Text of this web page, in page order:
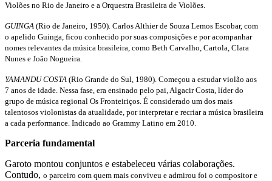
Violões no Rio de Janeiro e a Orquestra Brasileira de Violões.
GUINGA (Rio de Janeiro, 1950). Carlos Althier de Souza Lemos Escobar, com
o apelido Guinga, ficou conhecido por suas composições e por acompanhar
nomes relevantes da música brasileira, como Beth Carvalho, Cartola, Clara
Nunes e João Nogueira.
YAMANDU COSTA (Rio Grande do Sul, 1980). Começou a estudar violão aos
7 anos de idade. Nessa fase, era ensinado pelo pai, Algacir Costa, líder do
grupo de música regional Os Fronteiriços. É considerado um dos mais
talentosos violonistas da atualidade, por interpretar e recriar a música brasileira
a cada performance. Indicado ao Grammy Latino em 2010.
Parceria fundamental
Garoto montou conjuntos e estabeleceu várias colaborações.
Contudo, o parceiro com quem mais conviveu e admirou foi o compositore